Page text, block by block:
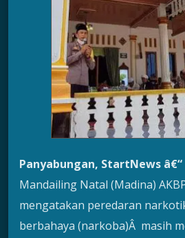
Panyabungan, StartNews â€“
Mandailing Natal (Madina)
mengatakan peredaran
berbahaya (narkoba)Â masih